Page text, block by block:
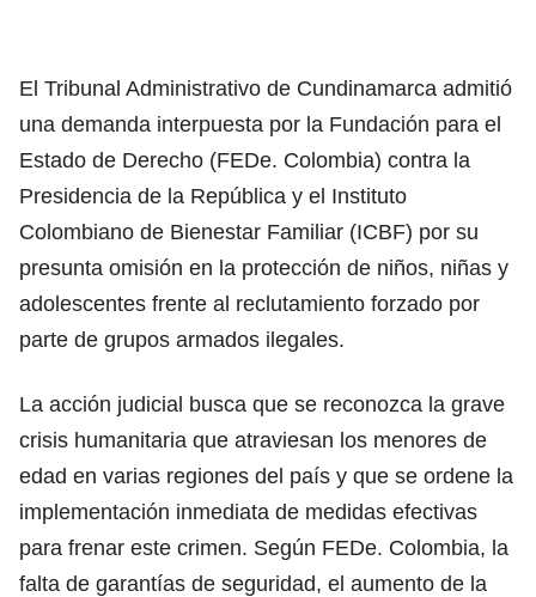
El Tribunal Administrativo de Cundinamarca admitió
una demanda interpuesta por la Fundación para el
Estado de Derecho (FEDe. Colombia) contra la
Presidencia de la República y el Instituto
Colombiano de Bienestar Familiar (ICBF) por su
presunta omisión en la protección de niños, niñas y
adolescentes frente al reclutamiento forzado por
parte de grupos armados ilegales.
La acción judicial busca que se reconozca la grave
crisis humanitaria que atraviesan los menores de
edad en varias regiones del país y que se ordene la
implementación inmediata de medidas efectivas
para frenar este crimen. Según FEDe. Colombia, la
falta de garantías de seguridad, el aumento de la